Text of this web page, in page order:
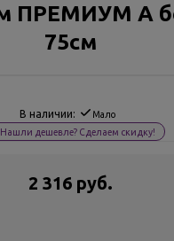
ПРЕМИУМ А
75см
В наличии: Мало
Нашли дешевле? Сделаем скидку!
2 316 руб.